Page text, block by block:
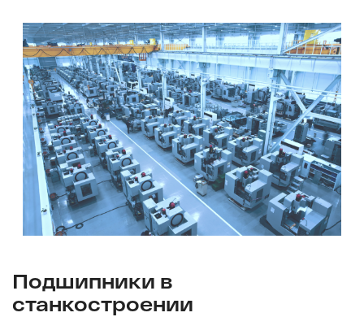
Подшипники в
станкостроении